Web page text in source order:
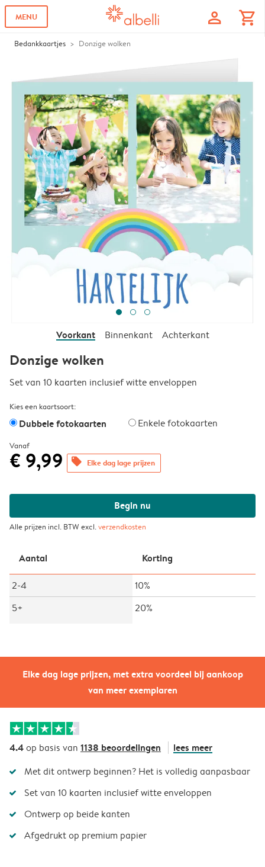
MENU profile shopping_cart
Bedankkaartjes Donzige wolken
Elke dag lage prijzen, met extra voordeel bij aankoop
van meer exemplaren
Voorkant Binnenkant Achterkant
Donzige wolken
Set van 10 kaarten inclusief witte enveloppen
Kies een kaartsoort:
Dubbele fotokaarten Enkele fotokaarten
Vanaf
€ 9,99 offers Elke dag lage prijzen
Begin nu
Alle prijzen incl. BTW excl.verzendkosten
Aantal Korting
2-4
10%
5+
20%
4.4op basis van 1138 beoordelingen lees meer
Met dit ontwerp beginnen? Het is volledig aanpasbaar
Set van 10 kaarten inclusief witte enveloppen
Ontwerp op beide kanten
Afgedrukt op premium papier